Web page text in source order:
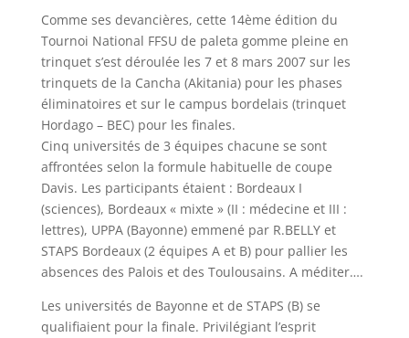
Comme ses devancières, cette 14ème édition du
Tournoi National FFSU de paleta gomme pleine en
trinquet s’est déroulée les 7 et 8 mars 2007 sur les
trinquets de la Cancha (Akitania) pour les phases
éliminatoires et sur le campus bordelais (trinquet
Hordago – BEC) pour les finales.
Cinq universités de 3 équipes chacune se sont
affrontées selon la formule habituelle de coupe
Davis. Les participants étaient : Bordeaux I
(sciences), Bordeaux « mixte » (II : médecine et III :
lettres), UPPA (Bayonne) emmené par R.BELLY et
STAPS Bordeaux (2 équipes A et B) pour pallier les
absences des Palois et des Toulousains. A méditer….
Les universités de Bayonne et de STAPS (B) se
qualifiaient pour la finale. Privilégiant l’esprit